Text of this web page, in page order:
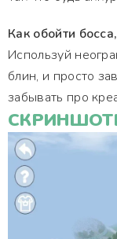
Как обойти
Используй
блин, и просто
забывать про